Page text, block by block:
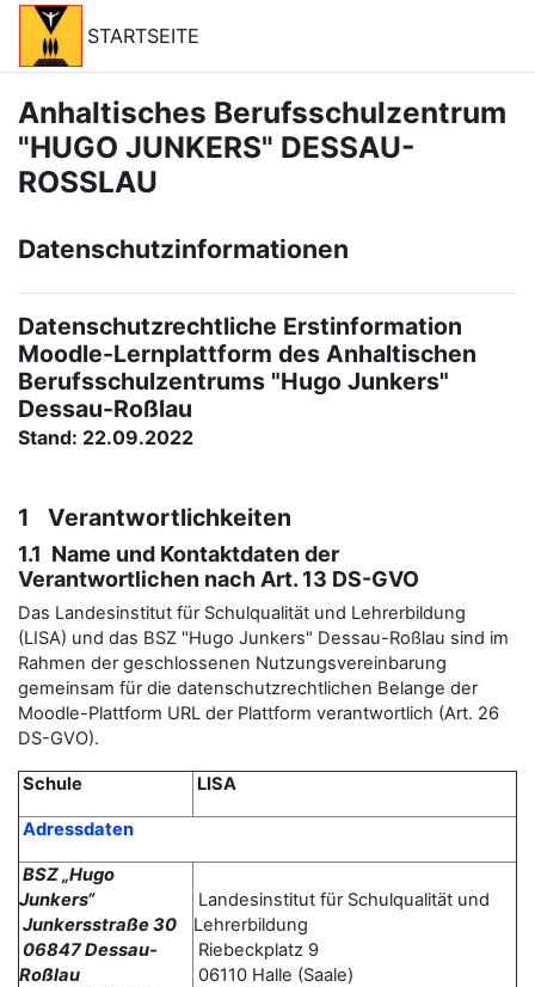
Zum Hauptinhalt
STARTSEITE
Anhaltisches Berufsschulzentrum
"HUGO JUNKERS" DESSAU-
ROSSLAU
Datenschutzinformationen
Datenschutzrechtliche Erstinformation
Moodle-Lernplattform des Anhaltischen
Berufsschulzentrums "Hugo Junkers"
Dessau-Roßlau
Stand: 22.09.2022
1 Verantwortlichkeiten
1.1 Name und Kontaktdaten der
Verantwortlichen nach Art. 13 DS-GVO
Das Landesinstitut für Schulqualität und Lehrerbildung
(LISA) und das BSZ "Hugo Junkers" Dessau-Roßlau sind im
Rahmen der geschlossenen Nutzungsvereinbarung
gemeinsam für die datenschutzrechtlichen Belange der
Moodle-Plattform URL der Plattform verantwortlich (Art. 26
DS-GVO).
Schule LISA
Adressdaten
BSZ „Hugo
Junkers“
Junkersstraße 30
06847 Dessau-
Roßlau
Landesinstitut für Schulqualität und
Lehrerbildung
Riebeckplatz 9
06110 Halle (Saale)